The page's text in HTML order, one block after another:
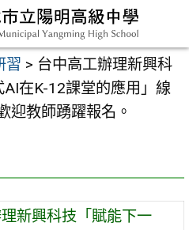
習 > 台中高工辦理新興科
在K-12課堂的應用」線
迎教師踴躍報名。
新興科技「賦能下一